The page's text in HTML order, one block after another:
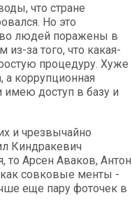
что стране
Но это
людей поражены в
за того, что какая-
процедуру. Хуже
коррупционная
доступ в базу и
и чрезвычайно
Киндракевич
то Арсен Аваков, Антон
как совковые менты -
еще пару фоточек в